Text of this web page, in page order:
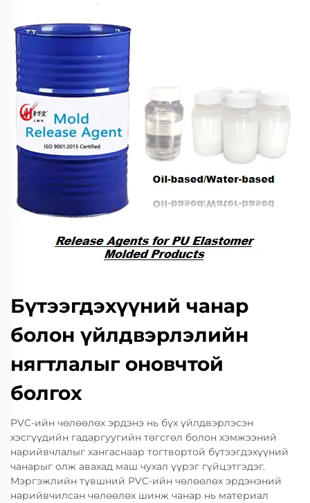
Бүтээгдэхүүний чанар
болон үйлдвэрлэлийн
нягтлалыг оновчтой
болгох
PVC-ийн чөлөөлөх эрдэнэ нь бүх үйлдвэрлэсэн
хэсгүүдийн гадаргуугийн төгсгөл болон хэмжээний
нарийвчлалыг хангаснаар тогтвортой бүтээгдэхүүний
чанарыг олж авахад маш чухал үүрэг гүйцэтгэдэг.
Мэргэжлийн түвшний PVC-ийн чөлөөлөх эрдэнэний
нарийвчилсан чөлөөлөх шинж чанар нь материал